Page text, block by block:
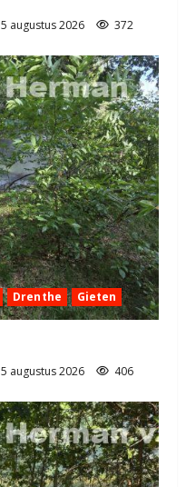
5 augustus 2026 372
Drenthe Gieten
5 augustus 2026 406